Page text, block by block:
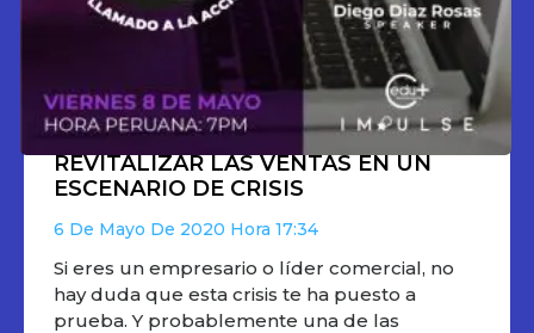
REVITALIZAR LAS VENTAS EN UN
ESCENARIO DE CRISIS
6 De Mayo De 2020 17:34
Si eres un empresario o líder comercial, no
hay duda que esta crisis te ha puesto a
prueba. Y probablemente una de las